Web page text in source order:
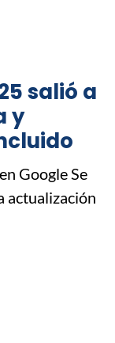
salió a
y
Google Se
actualización